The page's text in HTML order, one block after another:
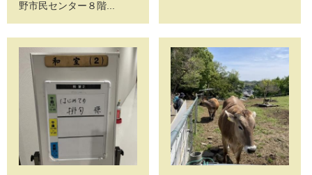
野市民センター８階...